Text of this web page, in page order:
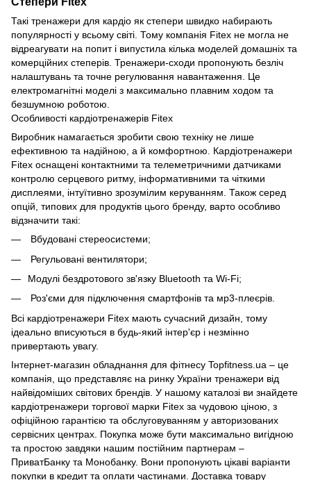
Такі тренажери для кардіо як степери швидко набирають
популярності у всьому світі. Тому компанія Fitex не могла не
відреагувати на попит і випустила кілька моделей домашніх та
комерційних степерів. Тренажери-сходи пропонують безліч
налаштувань та точне регулювання навантаження. Це
електромагнітні моделі з максимально плавним ходом та
безшумною роботою.
Особливості кардіотренажерів Fitex
Виробник намагається зробити свою техніку не лише
ефективною та надійною, а й комфортною. Кардіотренажери
Fitex оснащені контактними та телеметричними датчиками
контролю серцевого ритму, інформативними та чіткими
дисплеями, інтуїтивно зрозумілим керуванням. Також серед
опцій, типових для продуктів цього бренду, варто особливо
відзначити такі:
Вбудовані стереосистеми;
Регульовані вентилятори;
Модулі бездротового зв'язку Bluetooth та Wi-Fi;
Роз'єми для підключення смартфонів та мр3-плеєрів.
Всі кардіотренажери Fitex мають сучасний дизайн, тому
ідеально вписуються в будь-який інтер'єр і незмінно
привертають увагу.
Інтернет-магазин обладнання для фітнесу Topfitness.ua – це
компанія, що представляє на ринку України тренажери від
найвідоміших світових брендів. У нашому каталозі ви знайдете
кардіотренажери торгової марки Fitex за чудовою ціною, з
офіційною гарантією та обслуговуванням у авторизованих
сервісних центрах. Покупка може бути максимально вигідною
та простою завдяки нашим постійним партнерам –
ПриватБанку та Монобанку. Вони пропонують цікаві варіанти
покупки в кредит та оплати частинами. Доставка товару